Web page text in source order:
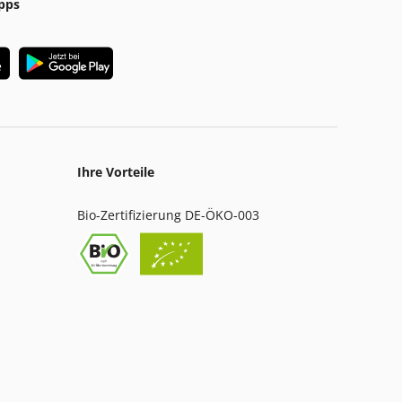
Ihre Vorteile
Bio-Zertifizierung DE-ÖKO-003